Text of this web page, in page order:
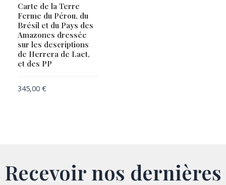
Carte de la Terre
Ferme du Pérou, du
Brésil et du Pays des
Amazones dressée
sur les descriptions
de Herrera de Laet,
et des PP
345,00 €
Recevoir nos dernières